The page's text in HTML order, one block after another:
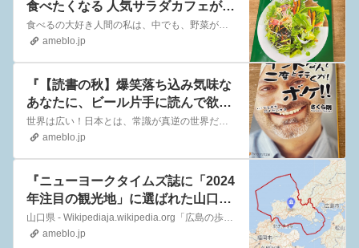
食べたくなる 人気サラダカフェがお
送りする、サラダレシピ本❗️』
食べるの大好き人間の私は、中でも、野菜が大好きなんです😍温野菜も、生野菜も、もりもり、わしゃわしゃ食べちゃいます(笑)スティック状のサラダだと、ポリポリと…無…
ameblo.jp
『【読書の秋】爆笑落ち込み気味な
あなたに、ビール片手に読んで欲し
い1冊。』
世界は広い！日本とは、常識が真逆の世界だってある！そこは、環境も人種も違う世界。引きこもりだった著者が、思い立って向かった先は、何故かインドだった…(この時点…
ameblo.jp
『ニューヨークタイムズ誌に「2024
年注目の観光地」に選ばれた山口
県。地元民の気持ち的には❓』
山口県 - Wikipediaja.wikipedia.org「広島の歩き方」vol.27山口市編 『ニューヨーク・タイムズ』でも紹介された国宝 瑠璃光寺五重…
ameblo.jp